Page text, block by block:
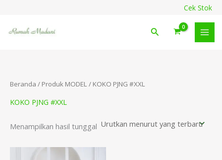
konten
Cek Stok
Cari
Beranda / Produk MODEL / KOKO PJNG #XXL
KOKO PJNG #XXL
Menampilkan hasil tunggal